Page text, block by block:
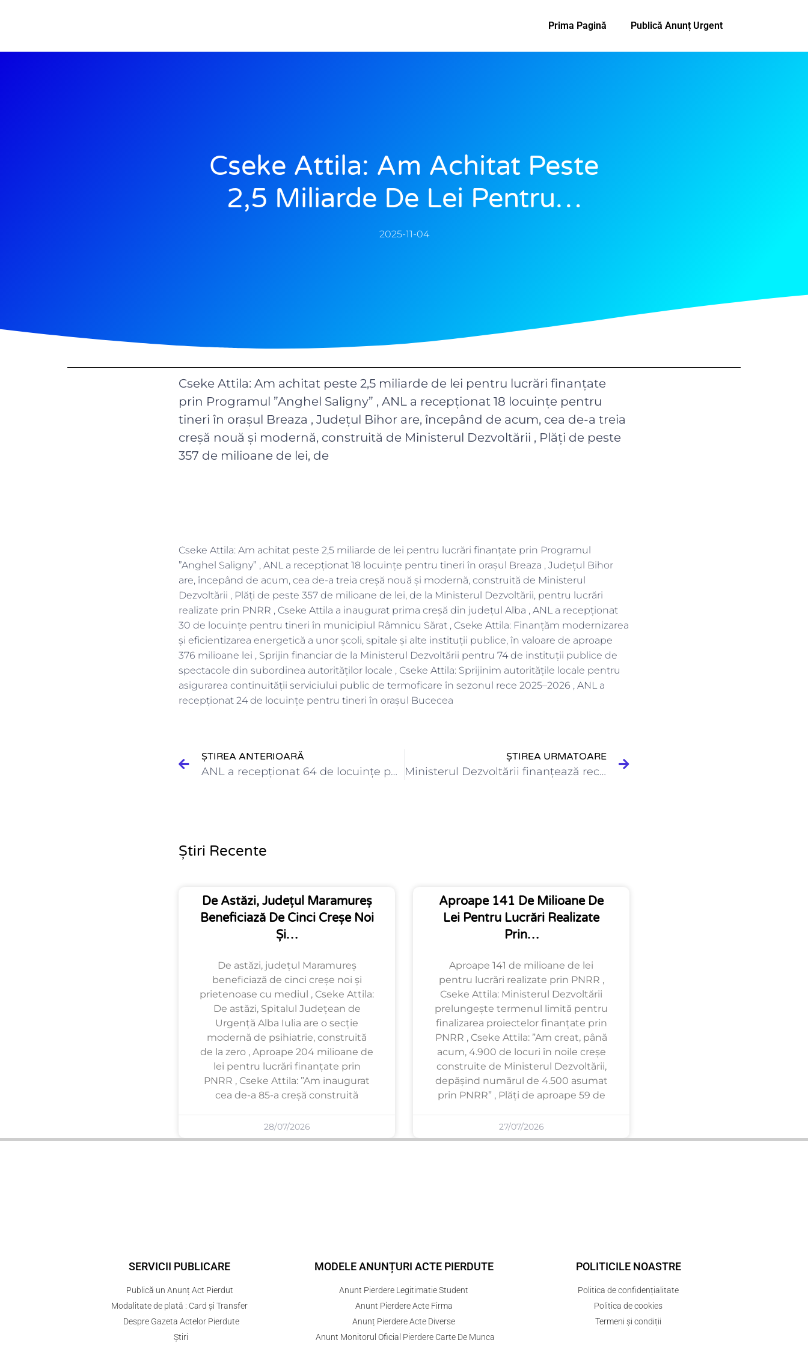
Prima Pagină Publică Anunț Urgent
Cseke Attila: Am Achitat Peste
2,5 Miliarde De Lei Pentru…
2025-11-04
Cseke Attila: Am achitat peste 2,5 miliarde de lei pentru lucrări finanțate
prin Programul ”Anghel Saligny” , ANL a recepţionat 18 locuinţe pentru
tineri în orașul Breaza , Județul Bihor are, începând de acum, cea de-a treia
creșă nouă și modernă, construită de Ministerul Dezvoltării , Plăți de peste
357 de milioane de lei, de
Cseke Attila: Am achitat peste 2,5 miliarde de lei pentru lucrări finanțate prin Programul
”Anghel Saligny” , ANL a recepţionat 18 locuinţe pentru tineri în orașul Breaza , Județul Bihor
are, începând de acum, cea de-a treia creșă nouă și modernă, construită de Ministerul
Dezvoltării , Plăți de peste 357 de milioane de lei, de la Ministerul Dezvoltării, pentru lucrări
realizate prin PNRR , Cseke Attila a inaugurat prima creșă din județul Alba , ANL a recepţionat
30 de locuinţe pentru tineri în municipiul Râmnicu Sărat , Cseke Attila: Finanțăm modernizarea
și eficientizarea energetică a unor școli, spitale și alte instituții publice, în valoare de aproape
376 milioane lei , Sprijin financiar de la Ministerul Dezvoltării pentru 74 de instituții publice de
spectacole din subordinea autorităților locale , Cseke Attila: Sprijinim autoritățile locale pentru
asigurarea continuității serviciului public de termoficare în sezonul rece 2025–2026 , ANL a
recepţionat 24 de locuinţe pentru tineri în orașul Bucecea
ȘTIREA ANTERIOARĂ
ANL a recepţionat 64 de locuinţe pentru tineri în comuna…
ȘTIREA URMATOARE
Ministerul Dezvoltării finanțează reconstruirea blocului de pe Calea Rahovei ,…
Știri Recente
De Astăzi, Județul Maramureș
Beneficiază De Cinci Creșe Noi
Și…
De astăzi, județul Maramureș
beneficiază de cinci creșe noi și
prietenoase cu mediul , Cseke Attila:
De astăzi, Spitalul Județean de
Urgență Alba Iulia are o secție
modernă de psihiatrie, construită
de la zero , Aproape 204 milioane de
lei pentru lucrări finanțate prin
PNRR , Cseke Attila: ”Am inaugurat
cea de-a 85-a creșă construită
28/07/2026
Aproape 141 De Milioane De
Lei Pentru Lucrări Realizate
Prin…
Aproape 141 de milioane de lei
pentru lucrări realizate prin PNRR ,
Cseke Attila: Ministerul Dezvoltării
prelungește termenul limită pentru
finalizarea proiectelor finanțate prin
PNRR , Cseke Attila: ”Am creat, până
acum, 4.900 de locuri în noile creșe
construite de Ministerul Dezvoltării,
depășind numărul de 4.500 asumat
prin PNRR” , Plăți de aproape 59 de
27/07/2026
SERVICII PUBLICARE
Publică un Anunț Act Pierdut
Modalitate de plată : Card și Transfer
Despre Gazeta Actelor Pierdute
Știri
MODELE ANUNȚURI ACTE PIERDUTE
Anunt Pierdere Legitimatie Student
Anunt Pierdere Acte Firma
Anunț Pierdere Acte Diverse
Anunt Monitorul Oficial Pierdere Carte De Munca
POLITICILE NOASTRE
Politica de confidențialitate
Politica de cookies
Termeni și condiții